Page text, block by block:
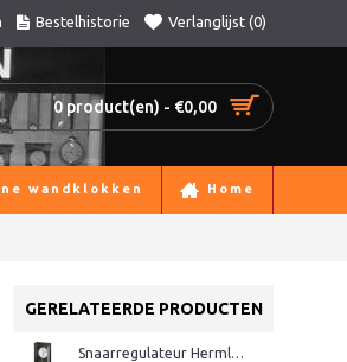
Bestelhistorie Verlanglijst (0)
0 product(en) - €0,00
wandklokken Home
GERELATEERDE PRODUCTEN
Snaarregulateur Hermle 70875-740761 maandloper